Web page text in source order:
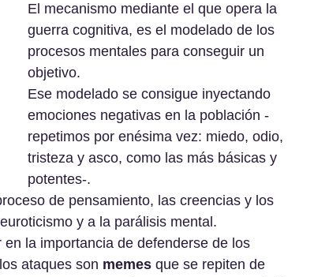
El mecanismo mediante el que opera la
guerra cognitiva, es el modelado de los
procesos mentales para conseguir un
objetivo.
Ese modelado se consigue inyectando
emociones negativas en la población -
repetimos por enésima vez: miedo, odio,
tristeza y asco, como las más básicas y
potentes-.
de pensamiento, las creencias y los
y a la parálisis mental.
la importancia de defenderse de los
ataques son memes que se repiten de